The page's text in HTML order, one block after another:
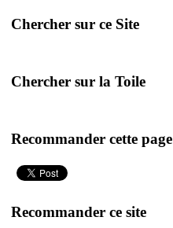
Chercher sur ce Site
Chercher sur la Toile
Recommander cette page
Recommander ce site